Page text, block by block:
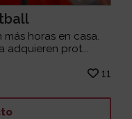
horas en casa.
adquieren prot...
11